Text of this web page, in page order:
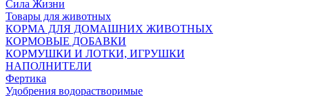
Сила Жизни
Товары для животных
КОРМА ДЛЯ ДОМАШНИХ ЖИВОТНЫХ
КОРМОВЫЕ ДОБАВКИ
КОРМУШКИ И ЛОТКИ, ИГРУШКИ
НАПОЛНИТЕЛИ
Фертика
Удобрения водорастворимые